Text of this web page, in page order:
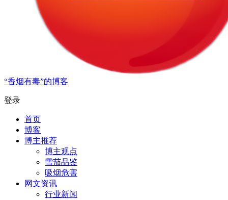
“香烟有毒”的博客
登录
首页
博客
博主推荐
博主观点
雪茄品鉴
吸烟危害
网文资讯
行业新闻